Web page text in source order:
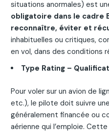
situations anormales) est
obligatoire dans le cadre
reconnaître, éviter et
inhabituelles ou critiques,
en vol, dans des conditions
Type Rating –
Pour voler sur un avion de
etc.), le pilote doit suivre une
généralement financée ou
aérienne qui l’emploie.